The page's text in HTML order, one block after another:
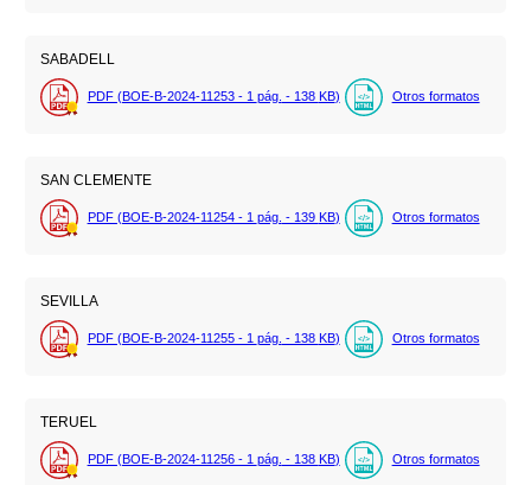
SABADELL
PDF (BOE-B-2024-11253 - 1 pág. - 138 KB) Otros formatos
SAN CLEMENTE
PDF (BOE-B-2024-11254 - 1 pág. - 139 KB) Otros formatos
SEVILLA
PDF (BOE-B-2024-11255 - 1 pág. - 138 KB) Otros formatos
TERUEL
PDF (BOE-B-2024-11256 - 1 pág. - 138 KB) Otros formatos